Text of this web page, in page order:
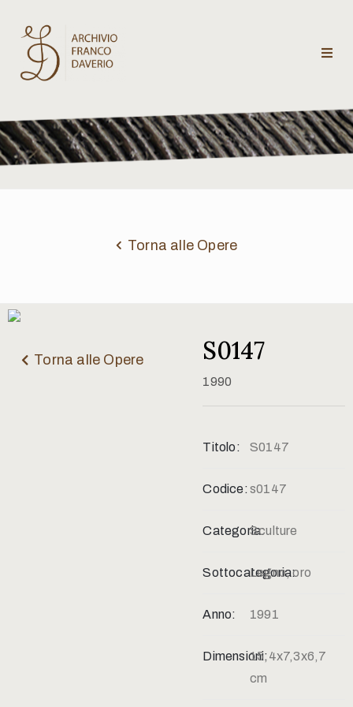
Archivio
Franco
Daverio
critici
Contatti
Torna alle Opere
Torna alle Opere S0147
1990
Titolo: S0147
Codice:s0147
Categoria:Sculture
Sottocategoria:
Legno, oro
Anno: 1991
Dimensioni:15,4x7,3x6,7
cm